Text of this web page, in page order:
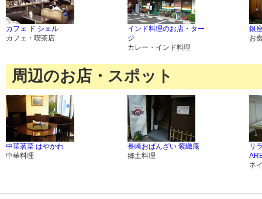
カフェ ド シェル
カフェ・喫茶店
インド料理のお店・ター
ジ
カレー・インド料理
銀
お
周辺のお店・スポット
中華茗菜 はやかわ
中華料理
長崎おばんざい 紫織庵
郷土料理
リ
ネ